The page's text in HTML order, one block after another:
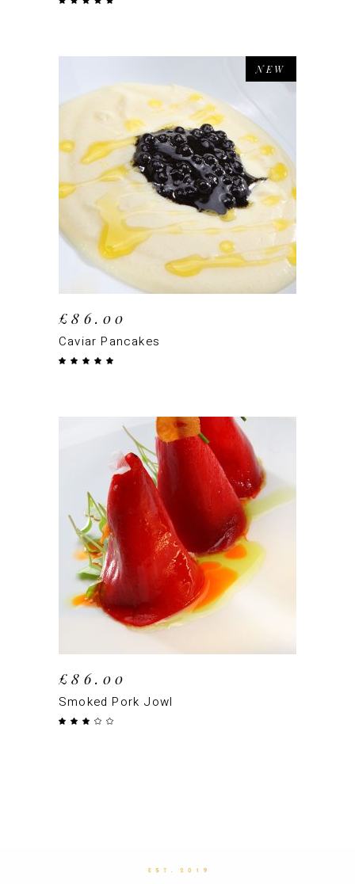
NEW
AJOUTER AU PANIER
£86.00
Caviar Pancakes
AJOUTER AU PANIER
£86.00
Smoked Pork Jowl